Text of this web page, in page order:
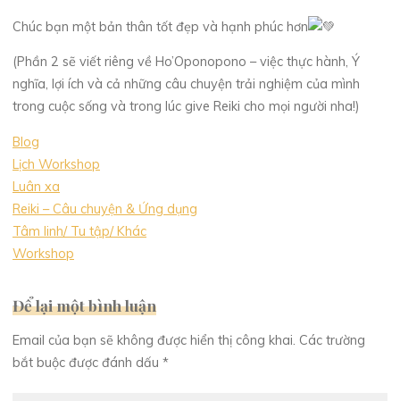
Chúc bạn một bản thân tốt đẹp và hạnh phúc hơn
(Phần 2 sẽ viết riêng về Ho’Oponopono – việc thực hành, Ý
nghĩa, lợi ích và cả những câu chuyện trải nghiệm của mình
trong cuộc sống và trong lúc give Reiki cho mọi người nha!)
Blog
Lịch Workshop
Luân xa
Reiki – Câu chuyện & Ứng dụng
Tâm linh/ Tu tập/ Khác
Workshop
Để lại một bình luận
Email của bạn sẽ không được hiển thị công khai. Các trường
bắt buộc được đánh dấu*